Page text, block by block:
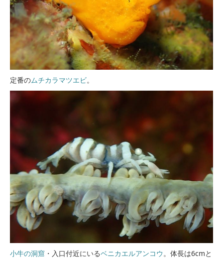
定番のムチカラマツエビ。
小牛の洞窟 ・入口付近にいるベニカエルアンコウ。体長は6cmと